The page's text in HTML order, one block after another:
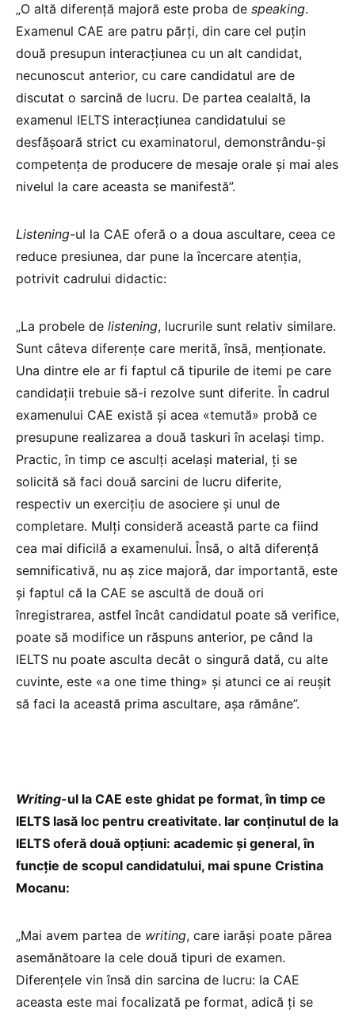
„O altă diferență majoră este proba de speaking.
Examenul CAE are patru părți, din care cel puțin
două presupun interacțiunea cu un alt candidat,
necunoscut anterior, cu care candidatul are de
discutat o sarcină de lucru. De partea cealaltă, la
examenul IELTS interacțiunea candidatului se
desfășoară strict cu examinatorul, demonstrându-și
competența de producere de mesaje orale și mai ales
nivelul la care aceasta se manifestă”.
Listening-ul la CAE oferă o a doua ascultare, ceea ce
reduce presiunea, dar pune la încercare atenția,
potrivit cadrului didactic:
„La probele de listening, lucrurile sunt relativ similare.
Sunt câteva diferențe care merită, însă, menționate.
Una dintre ele ar fi faptul că tipurile de itemi pe care
candidații trebuie să-i rezolve sunt diferite. În cadrul
examenului CAE există și acea «temută» probă ce
presupune realizarea a două taskuri în același timp.
Practic, în timp ce asculți același material, ți se
solicită să faci două sarcini de lucru diferite,
respectiv un exercițiu de asociere și unul de
completare. Mulți consideră această parte ca fiind
cea mai dificilă a examenului. Însă, o altă diferență
semnificativă, nu aș zice majoră, dar importantă, este
și faptul că la CAE se ascultă de două ori
înregistrarea, astfel încât candidatul poate să verifice,
poate să modifice un răspuns anterior, pe când la
IELTS nu poate asculta decât o singură dată, cu alte
cuvinte, este «a one time thing» și atunci ce ai reușit
să faci la această prima ascultare, așa rămâne”.
Writing-ul la CAE este ghidat pe format, în timp ce
IELTS lasă loc pentru creativitate. Iar conținutul de la
IELTS oferă două opțiuni: academic și general, în
funcție de scopul candidatului, mai spune Cristina
Mocanu:
„Mai avem partea de writing, care iarăși poate părea
asemănătoare la cele două tipuri de examen.
Diferențele vin însă din sarcina de lucru: la CAE
aceasta este mai focalizată pe format, adică ți se